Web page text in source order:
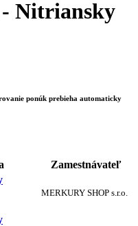
- Nitriansky
ponúk prebieha automaticky
Zamestnávateľ
MERKURY SHOP s.r.o.